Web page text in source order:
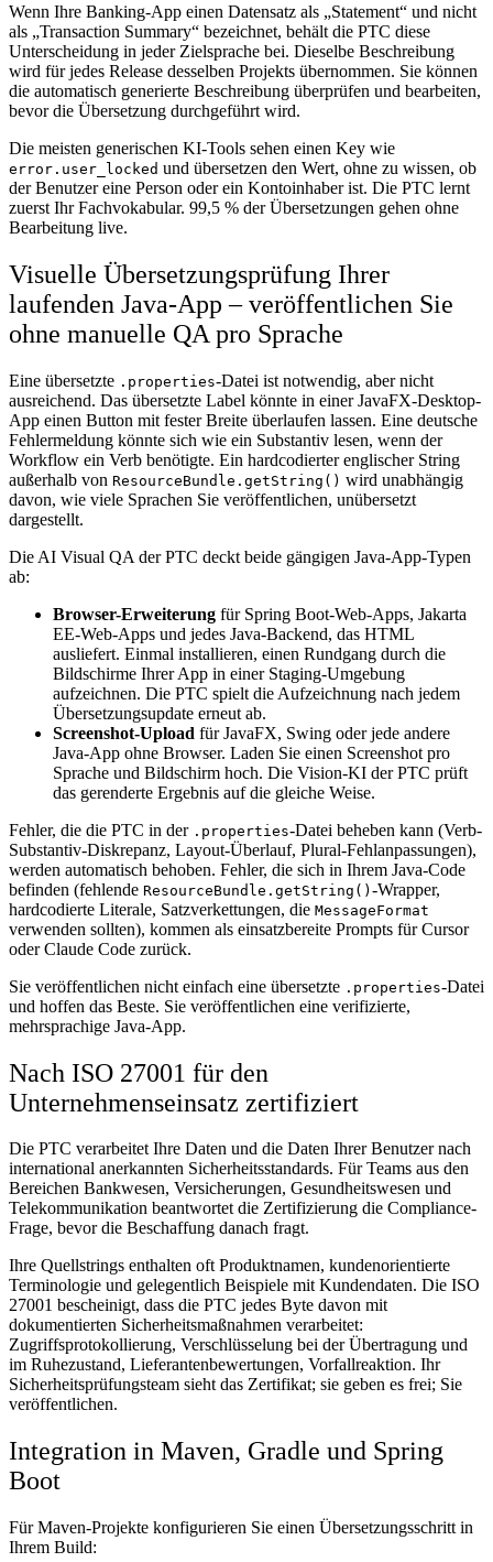
Wenn Ihre Banking-App einen Datensatz als „Statement“ und nicht
als „Transaction Summary“ bezeichnet, behält die PTC diese
Unterscheidung in jeder Zielsprache bei. Dieselbe Beschreibung
wird für jedes Release desselben Projekts übernommen. Sie können
die automatisch generierte Beschreibung überprüfen und bearbeiten,
bevor die Übersetzung durchgeführt wird.
Die meisten generischen KI-Tools sehen einen Key wie
error.user_locked und übersetzen den Wert, ohne zu wissen, ob
der Benutzer eine Person oder ein Kontoinhaber ist. Die PTC lernt
zuerst Ihr Fachvokabular. 99,5 % der Übersetzungen gehen ohne
Bearbeitung live.
Visuelle Übersetzungsprüfung Ihrer
laufenden Java-App – veröffentlichen Sie
ohne manuelle QA pro Sprache
Eine übersetzte .properties-Datei ist notwendig, aber nicht
ausreichend. Das übersetzte Label könnte in einer JavaFX-Desktop-
App einen Button mit fester Breite überlaufen lassen. Eine deutsche
Fehlermeldung könnte sich wie ein Substantiv lesen, wenn der
Workflow ein Verb benötigte. Ein hardcodierter englischer String
außerhalb von ResourceBundle.getString() wird unabhängig
davon, wie viele Sprachen Sie veröffentlichen, unübersetzt
dargestellt.
Die AI Visual QA der PTC deckt beide gängigen Java-App-Typen
ab:
Browser-Erweiterung für Spring Boot-Web-Apps, Jakarta
EE-Web-Apps und jedes Java-Backend, das HTML
ausliefert. Einmal installieren, einen Rundgang durch die
Bildschirme Ihrer App in einer Staging-Umgebung
aufzeichnen. Die PTC spielt die Aufzeichnung nach jedem
Übersetzungsupdate erneut ab.
Screenshot-Upload für JavaFX, Swing oder jede andere
Java-App ohne Browser. Laden Sie einen Screenshot pro
Sprache und Bildschirm hoch. Die Vision-KI der PTC prüft
das gerenderte Ergebnis auf die gleiche Weise.
Fehler, die die PTC in der .properties-Datei beheben kann (Verb-
Substantiv-Diskrepanz, Layout-Überlauf, Plural-Fehlanpassungen),
werden automatisch behoben. Fehler, die sich in Ihrem Java-Code
befinden (fehlende ResourceBundle.getString() -Wrapper,
hardcodierte Literale, Satzverkettungen, die MessageFormat
verwenden sollten), kommen als einsatzbereite Prompts für Cursor
oder Claude Code zurück.
Sie veröffentlichen nicht einfach eine übersetzte .properties-Datei
und hoffen das Beste. Sie veröffentlichen eine verifizierte,
mehrsprachige Java-App.
Nach ISO 27001 für den
Unternehmenseinsatz zertifiziert
Die PTC verarbeitet Ihre Daten und die Daten Ihrer Benutzer nach
international anerkannten Sicherheitsstandards. Für Teams aus den
Bereichen Bankwesen, Versicherungen, Gesundheitswesen und
Telekommunikation beantwortet die Zertifizierung die Compliance-
Frage, bevor die Beschaffung danach fragt.
Ihre Quellstrings enthalten oft Produktnamen, kundenorientierte
Terminologie und gelegentlich Beispiele mit Kundendaten. Die ISO
27001 bescheinigt, dass die PTC jedes Byte davon mit
dokumentierten Sicherheitsmaßnahmen verarbeitet:
Zugriffsprotokollierung, Verschlüsselung bei der Übertragung und
im Ruhezustand, Lieferantenbewertungen, Vorfallreaktion. Ihr
Sicherheitsprüfungsteam sieht das Zertifikat; sie geben es frei; Sie
veröffentlichen.
Integration in Maven, Gradle und Spring
Boot
Für Maven-Projekte konfigurieren Sie einen Übersetzungsschritt in
Ihrem Build: